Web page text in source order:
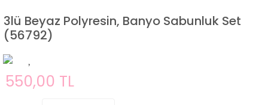
3lü Beyaz Polyresin, Banyo Sabunluk Set
(56792)
550,00 TL